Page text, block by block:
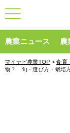
農業ニュース 農
マイナビ農業TOP >食育
物？ 旬・選び方・栽培